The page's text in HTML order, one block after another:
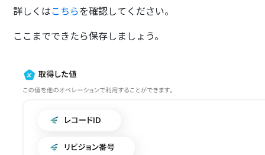
詳しくはこちらを確認してください。
ここまでできたら保存しましょう。